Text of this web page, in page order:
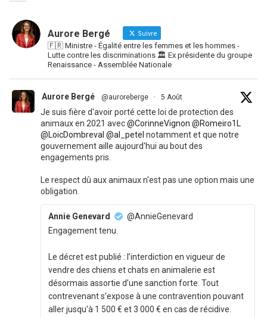
Aurore Bergé Suivre
🇫🇷 Ministre - Égalité entre les femmes et les hommes -
Lutte contre les discriminations 🏛 Ex présidente du groupe
Renaissance - Assemblée Nationale
Aurore Bergé @auroreberge · 5 Août
Je suis fière d'avoir porté cette loi de protection des
animaux en 2021 avec@CorinneVignon @Romeiro1L
@LoicDombreval @al_petel notamment et que notre
gouvernement aille aujourd'hui au bout des
engagements pris.
Le respect dû aux animaux n'est pas une option mais une
obligation.
Annie Genevard
@AnnieGenevard
Engagement tenu.
Le décret est publié : l’interdiction en vigueur de
vendre des chiens et chats en animalerie est
désormais assortie d’une sanction forte. Tout
contrevenant s’expose à une contravention pouvant
aller jusqu'à 1 500 € et 3 000 € en cas de récidive.